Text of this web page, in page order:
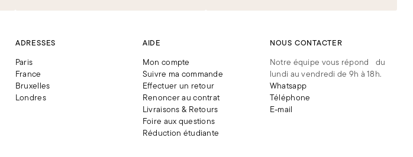
ADRESSES
Paris
France
Bruxelles
Londres
AIDE
Mon compte
Suivre ma commande
Effectuer un retour
Renoncer au contrat
Livraisons & Retours
Foire aux questions
Réduction étudiante
NOUS CONTACTER
Notre équipe vous répond du
lundi au vendredi de 9h à 18h.
Whatsapp
Téléphone
E-mail